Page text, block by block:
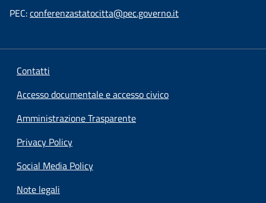
PEC:conferenzastatocitta@pec.governo.it
Contatti
Accesso documentale e accesso civico
Amministrazione Trasparente
Privacy Policy
Social Media Policy
Note legali